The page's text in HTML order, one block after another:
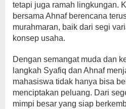
tetapi juga ramah lingkungan.
bersama Ahnaf berencana
murahmaran, baik dari segi
konsep usaha.
Dengan semangat muda dan
langkah Syafiq dan Ahnaf
mahasiswa tidak hanya bisa
menciptakan peluang. Dari
mimpi besar yang siap